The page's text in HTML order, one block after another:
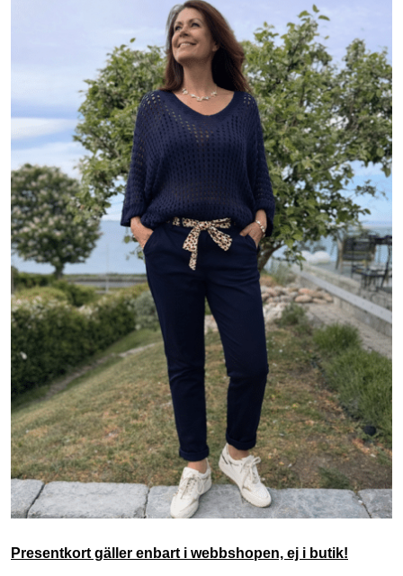
Presentkort gäller enbart i webbshopen, ej i butik!